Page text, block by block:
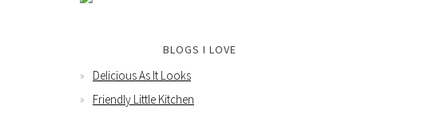
BLOGS I LOVE
Delicious As It Looks
Friendly Little Kitchen